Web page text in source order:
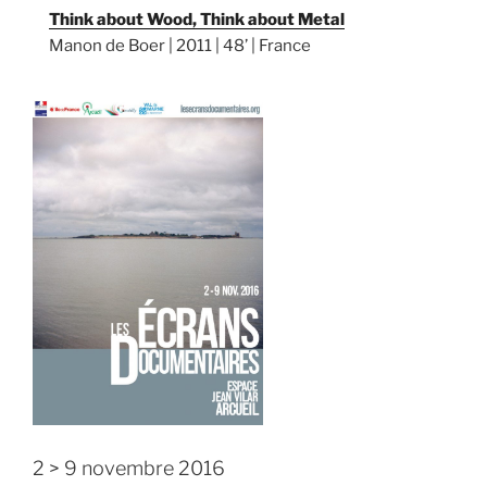
Think about Wood, Think about Metal
Manon de Boer | 2011 | 48’ | France
2 > 9 novembre 2016